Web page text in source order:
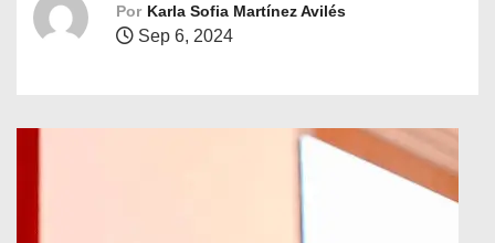
Por Karla Sofia Martínez Avilés
Sep 6, 2024